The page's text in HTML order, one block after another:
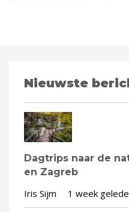
Nieuwste
Dagtrips naar de
en Zagreb
Iris Sijm 1 week